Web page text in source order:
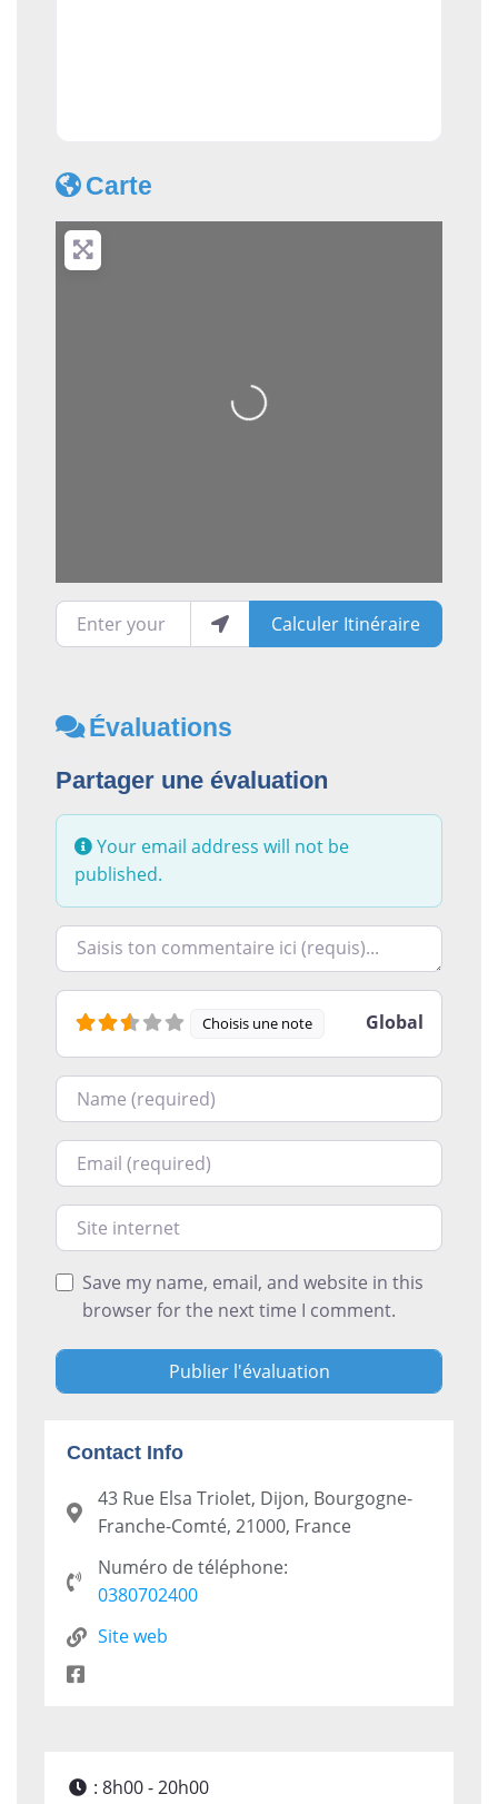
Carte
Loading...
Enter your location Calculer Itinéraire
Évaluations
Partager une évaluation
Your email address will not be
published.
Racontez-nous ce que vous avez le plus et le
Choisis une note Global
Nom
Courriel
Site internet
Save my name, email, and website in this
browser for the next time I comment.
Contact Info
43 Rue Elsa Triolet, Dijon, Bourgogne-
Franche-Comté, 21000, France
Numéro de téléphone:
0380702400
Site web
: 8h00 - 20h00